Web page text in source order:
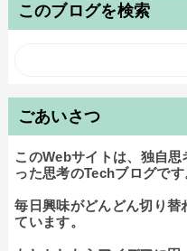
このブログを検索
ごあいさつ
このWebサイトは、独自
った思考のTechブログです
毎日興味がどんどん切り替
ています。